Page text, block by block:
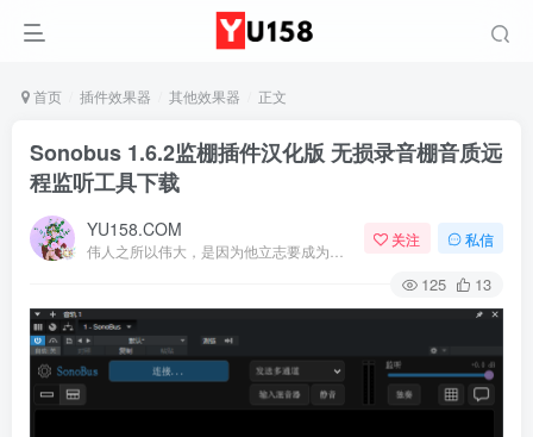
首页 插件效果器 其他效果器 正文
Sonobus 1.6.2监棚插件汉化版 无损录音棚音质远
程监听工具下载
YU158.COM 关注 私信
125 13